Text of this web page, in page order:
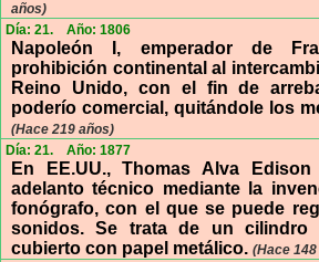
años)
Día: 21.
Año: 1806
Napoleón I, emperador de
prohibición continental al
Reino Unido, con el fin de
poderío comercial, quitándole los
(Hace 219 años)
Día: 21.
Año: 1877
En EE.UU., Thomas Alva
adelanto técnico mediante la
fonógrafo, con el que se puede
sonidos. Se trata de un
cubierto con papel metálico. (Hace